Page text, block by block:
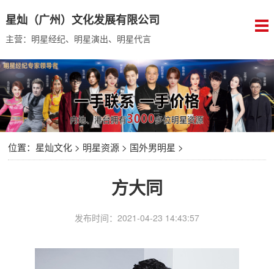
星灿（广州）文化发展有限公司
主营：明星经纪、明星演出、明星代言
位置： 星灿文化> 明星资源> 国外男明星 >
方大同
发布时间：2021-04-23 14:43:57